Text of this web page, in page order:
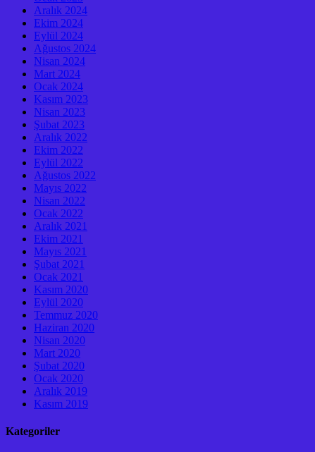
Aralık 2024
Ekim 2024
Eylül 2024
Ağustos 2024
Nisan 2024
Mart 2024
Ocak 2024
Kasım 2023
Nisan 2023
Şubat 2023
Aralık 2022
Ekim 2022
Eylül 2022
Ağustos 2022
Mayıs 2022
Nisan 2022
Ocak 2022
Aralık 2021
Ekim 2021
Mayıs 2021
Şubat 2021
Ocak 2021
Kasım 2020
Eylül 2020
Temmuz 2020
Haziran 2020
Nisan 2020
Mart 2020
Şubat 2020
Ocak 2020
Aralık 2019
Kasım 2019
Kategoriler